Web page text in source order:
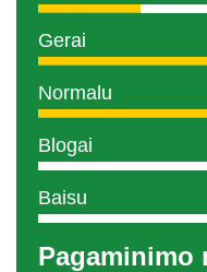
Gerai
Normalu
Blogai
Baisu
Pagaminimo